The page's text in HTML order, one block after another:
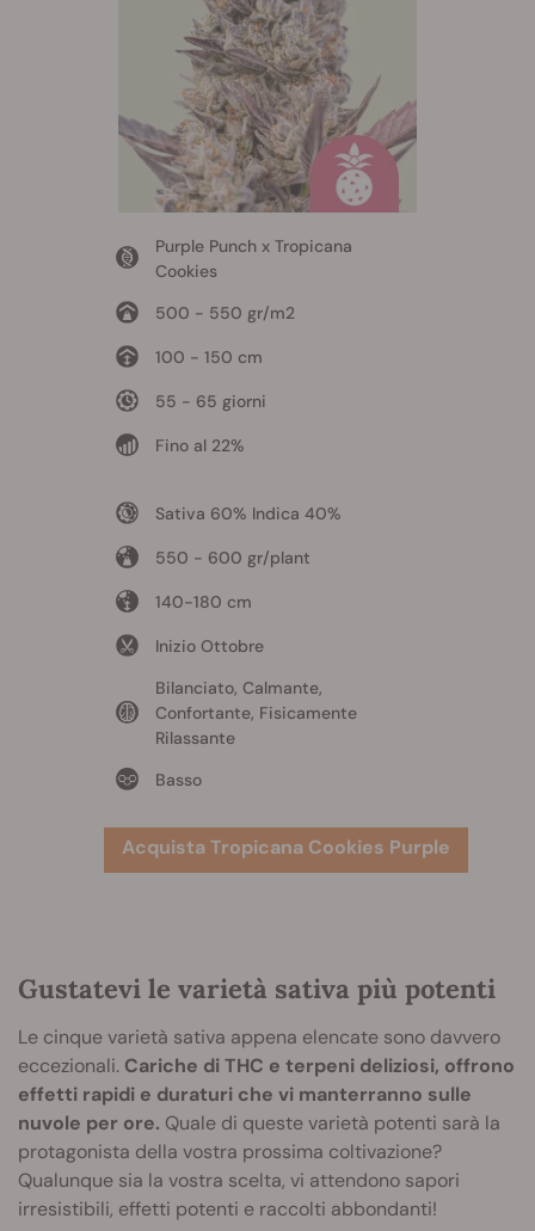
Purple Punch x Tropicana
Cookies
500 - 550 gr/m2
100 - 150 cm
55 - 65 giorni
Fino al 22%
Sativa 60% Indica 40%
550 - 600 gr/plant
140-180 cm
Inizio Ottobre
Bilanciato, Calmante,
Confortante, Fisicamente
Rilassante
Basso
Acquista Tropicana Cookies Purple
Gustatevi le varietà sativa più potenti
Le cinque varietà sativa appena elencate sono davvero
eccezionali. Cariche di THC e terpeni deliziosi, offrono
effetti rapidi e duraturi che vi manterranno sulle
nuvole per ore. Quale di queste varietà potenti sarà la
protagonista della vostra prossima coltivazione?
Qualunque sia la vostra scelta, vi attendono sapori
irresistibili, effetti potenti e raccolti abbondanti!